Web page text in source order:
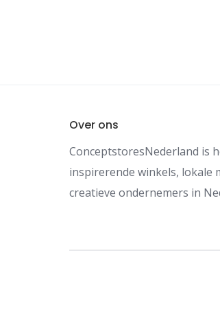
Over ons
ConceptstoresNederland is
inspirerende winkels, lokale
creatieve ondernemers in